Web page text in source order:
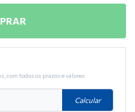
com todos os prazos e valores
Calcular